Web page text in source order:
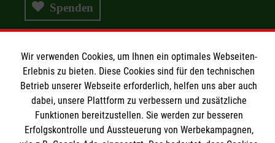
Spenden
Wir Malteser
Wir Malteser
Spenden & Helfen
Informationen
Wir verwenden Cookies, um Ihnen ein optimales Webseiten-
Erlebnis zu bieten. Diese Cookies sind für den technischen
Betrieb unserer Webseite erforderlich, helfen uns aber auch
dabei, unsere Plattform zu verbessern und zusätzliche
Funktionen bereitzustellen. Sie werden zur besseren
Erfolgskontrolle und Aussteuerung von Werbekampagnen,